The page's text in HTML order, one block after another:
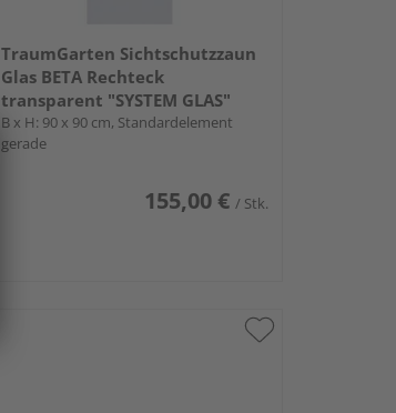
TraumGarten Sichtschutzzaun
Glas BETA Rechteck
transparent "SYSTEM GLAS"
B x H: 90 x 90 cm, Standardelement
gerade
155,00 € / Stk.